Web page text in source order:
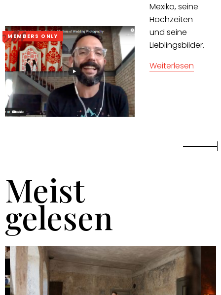
MEMBERS ONLY
Mexiko, seine
Hochzeiten
und seine
Lieblingsbilder.
Weiterlesen
Meist
gelesen